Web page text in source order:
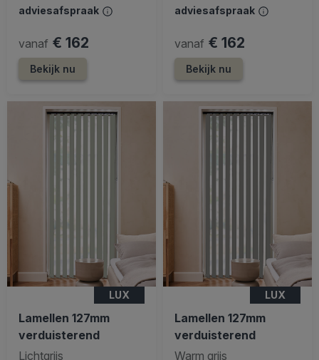
adviesafspraak
vanaf € 162
Bekijk nu
adviesafspraak
vanaf € 162
Bekijk nu
LUX
Lamellen 127mm
verduisterend
Lichtgrijs
LUX
Lamellen 127mm
verduisterend
Warm grijs